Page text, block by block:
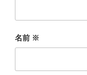
名前 ※